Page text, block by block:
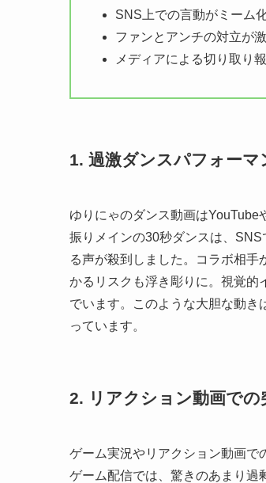
SNS上での言動がミーム
ファンとアンチの対立が
メディアによる切り取り
1. 過激ダンスパフォーマ
ゆりにゃのダンス動画は
振りメインの30秒ダンスは、SNS
る声が殺到しました。コラボ相
かるリスクも浮き彫りに。視覚的
でいます。このような大胆な動
っています。
2. リアクション動画での
ゲーム実況やリアクション動画で
ゲーム配信では、驚きのあまり過